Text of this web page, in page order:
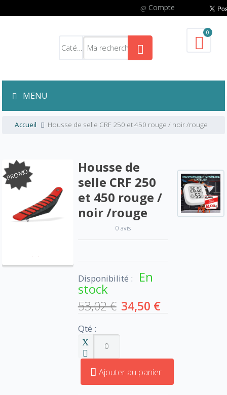
Compte
0
MENU
Accueil Housse de selle CRF 250 et 450 rouge / noir /rouge
PROMO
Housse de
selle CRF 250
et 450 rouge /
noir /rouge
0 avis
Disponibilité : En
stock
53,02 € 34,50 €
Qté :
Ajouter au panier